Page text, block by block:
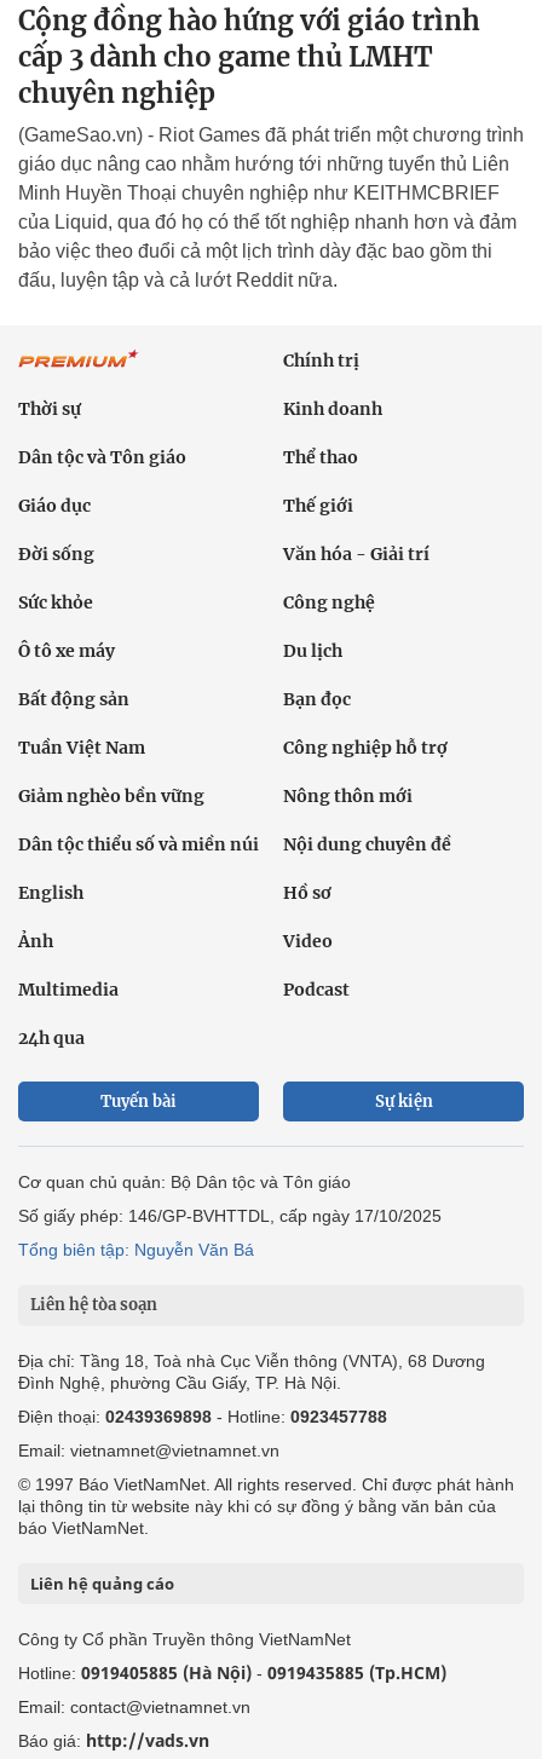
Cộng đồng hào hứng với giáo trình
cấp 3 dành cho game thủ LMHT
chuyên nghiệp
(GameSao.vn) - Riot Games đã phát triển một chương trình
giáo dục nâng cao nhằm hướng tới những tuyển thủ Liên
Minh Huyền Thoại chuyên nghiệp như KEITHMCBRIEF
của Liquid, qua đó họ có thể tốt nghiệp nhanh hơn và đảm
bảo việc theo đuổi cả một lịch trình dày đặc bao gồm thi
đấu, luyện tập và cả lướt Reddit nữa.
Chính trị
Thời sự Kinh doanh
Dân tộc và Tôn giáo Thể thao
Giáo dục Thế giới
Đời sống Văn hóa - Giải trí
Sức khỏe Công nghệ
Ô tô xe máy Du lịch
Bất động sản Bạn đọc
Tuần Việt Nam Công nghiệp hỗ trợ
Giảm nghèo bền vững Nông thôn mới
Dân tộc thiểu số và miền núi Nội dung chuyên đề
English Hồ sơ
Ảnh Video
Multimedia Podcast
24h qua
Tuyến bài Sự kiện
Cơ quan chủ quản: Bộ Dân tộc và Tôn giáo
Số giấy phép: 146/GP-BVHTTDL, cấp ngày 17/10/2025
Tổng biên tập: Nguyễn Văn Bá
Liên hệ tòa soạn
Địa chỉ: Tầng 18, Toà nhà Cục Viễn thông (VNTA), 68 Dương
Đình Nghệ, phường Cầu Giấy, TP. Hà Nội.
Điện thoại: 02439369898 - Hotline: 0923457788
Email: vietnamnet@vietnamnet.vn
© 1997 Báo VietNamNet. All rights reserved. Chỉ được phát hành
lại thông tin từ website này khi có sự đồng ý bằng văn bản của
báo VietNamNet.
Liên hệ quảng cáo
Công ty Cổ phần Truyền thông VietNamNet
Hotline: 0919405885 (Hà Nội) - 0919435885 (Tp.HCM)
Email: contact@vietnamnet.vn
Báo giá: http://vads.vn